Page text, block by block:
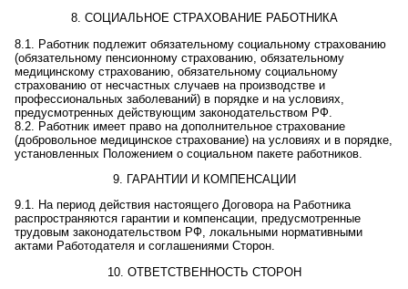
8. СОЦИАЛЬНОЕ СТРАХОВАНИЕ РАБОТНИКА
8.1. Работник подлежит обязательному социальному страхованию
(обязательному пенсионному страхованию, обязательному
медицинскому страхованию, обязательному социальному
страхованию от несчастных случаев на производстве и
профессиональных заболеваний) в порядке и на условиях,
предусмотренных действующим законодательством РФ.
8.2. Работник имеет право на дополнительное страхование
(добровольное медицинское страхование) на условиях и в порядке,
установленных Положением о социальном пакете работников.
9. ГАРАНТИИ И КОМПЕНСАЦИИ
9.1. На период действия настоящего Договора на Работника
распространяются гарантии и компенсации, предусмотренные
трудовым законодательством РФ, локальными нормативными
актами Работодателя и соглашениями Сторон.
10. ОТВЕТСТВЕННОСТЬ СТОРОН